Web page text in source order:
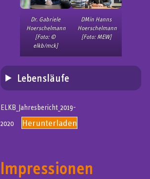
Dr. Gabriele
Hoerschelmann
[Foto: ©
elkb/mck]
DMin Hanns
Hoerschelmann
[Foto: MEW]
Lebensläufe
ELKB_Jahresbericht_2019-
2020
Herunterladen
Impressionen